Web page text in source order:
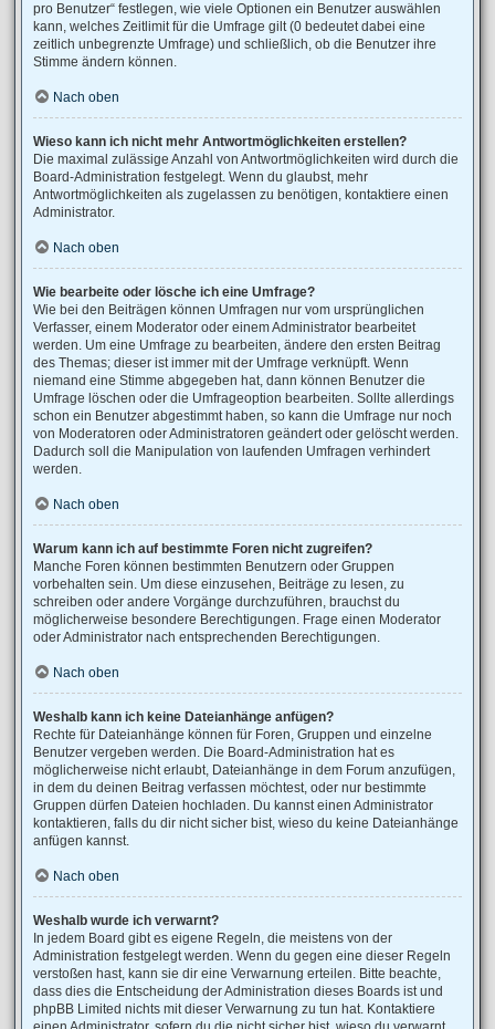
pro Benutzer“ festlegen, wie viele Optionen ein Benutzer auswählen
kann, welches Zeitlimit für die Umfrage gilt (0 bedeutet dabei eine
zeitlich unbegrenzte Umfrage) und schließlich, ob die Benutzer ihre
Stimme ändern können.
Nach oben
Wieso kann ich nicht mehr Antwortmöglichkeiten erstellen?
Die maximal zulässige Anzahl von Antwortmöglichkeiten wird durch die
Board-Administration festgelegt. Wenn du glaubst, mehr
Antwortmöglichkeiten als zugelassen zu benötigen, kontaktiere einen
Administrator.
Nach oben
Wie bearbeite oder lösche ich eine Umfrage?
Wie bei den Beiträgen können Umfragen nur vom ursprünglichen
Verfasser, einem Moderator oder einem Administrator bearbeitet
werden. Um eine Umfrage zu bearbeiten, ändere den ersten Beitrag
des Themas; dieser ist immer mit der Umfrage verknüpft. Wenn
niemand eine Stimme abgegeben hat, dann können Benutzer die
Umfrage löschen oder die Umfrageoption bearbeiten. Sollte allerdings
schon ein Benutzer abgestimmt haben, so kann die Umfrage nur noch
von Moderatoren oder Administratoren geändert oder gelöscht werden.
Dadurch soll die Manipulation von laufenden Umfragen verhindert
werden.
Nach oben
Warum kann ich auf bestimmte Foren nicht zugreifen?
Manche Foren können bestimmten Benutzern oder Gruppen
vorbehalten sein. Um diese einzusehen, Beiträge zu lesen, zu
schreiben oder andere Vorgänge durchzuführen, brauchst du
möglicherweise besondere Berechtigungen. Frage einen Moderator
oder Administrator nach entsprechenden Berechtigungen.
Nach oben
Weshalb kann ich keine Dateianhänge anfügen?
Rechte für Dateianhänge können für Foren, Gruppen und einzelne
Benutzer vergeben werden. Die Board-Administration hat es
möglicherweise nicht erlaubt, Dateianhänge in dem Forum anzufügen,
in dem du deinen Beitrag verfassen möchtest, oder nur bestimmte
Gruppen dürfen Dateien hochladen. Du kannst einen Administrator
kontaktieren, falls du dir nicht sicher bist, wieso du keine Dateianhänge
anfügen kannst.
Nach oben
Weshalb wurde ich verwarnt?
In jedem Board gibt es eigene Regeln, die meistens von der
Administration festgelegt werden. Wenn du gegen eine dieser Regeln
verstoßen hast, kann sie dir eine Verwarnung erteilen. Bitte beachte,
dass dies die Entscheidung der Administration dieses Boards ist und
phpBB Limited nichts mit dieser Verwarnung zu tun hat. Kontaktiere